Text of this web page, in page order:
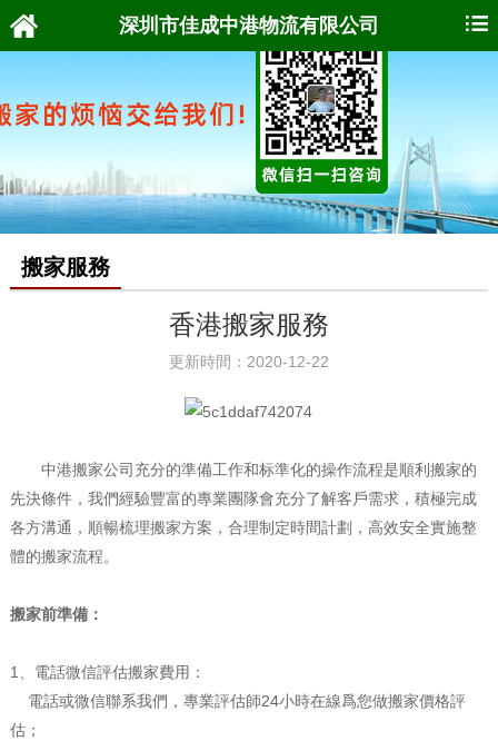
深圳市佳成中港物流有限公司
搬家服務
香港搬家服務
更新時間：2020-12-22
中港搬家公司充分的準備工作和标準化的操作流程是順利搬家的
先決條件，我們經驗豐富的專業團隊會充分了解客戶需求，積極完成
各方溝通，順暢梳理搬家方案，合理制定時間計劃，高效安全實施整
體的搬家流程。
搬家前準備：
1、電話微信評估搬家費用：
電話或微信聯系我們，專業評估師24小時在線爲您做搬家價格評
估；